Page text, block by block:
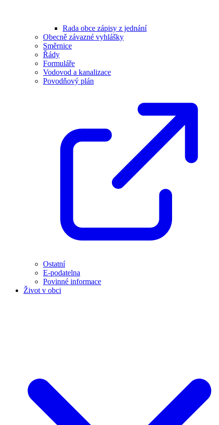
Rada obce zápisy z jednání
Obecně závazné vyhlášky
Směrnice
Řády
Formuláře
Vodovod a kanalizace
Povodňový plán
Ostatní
E-podatelna
Povinné informace
Život v obci